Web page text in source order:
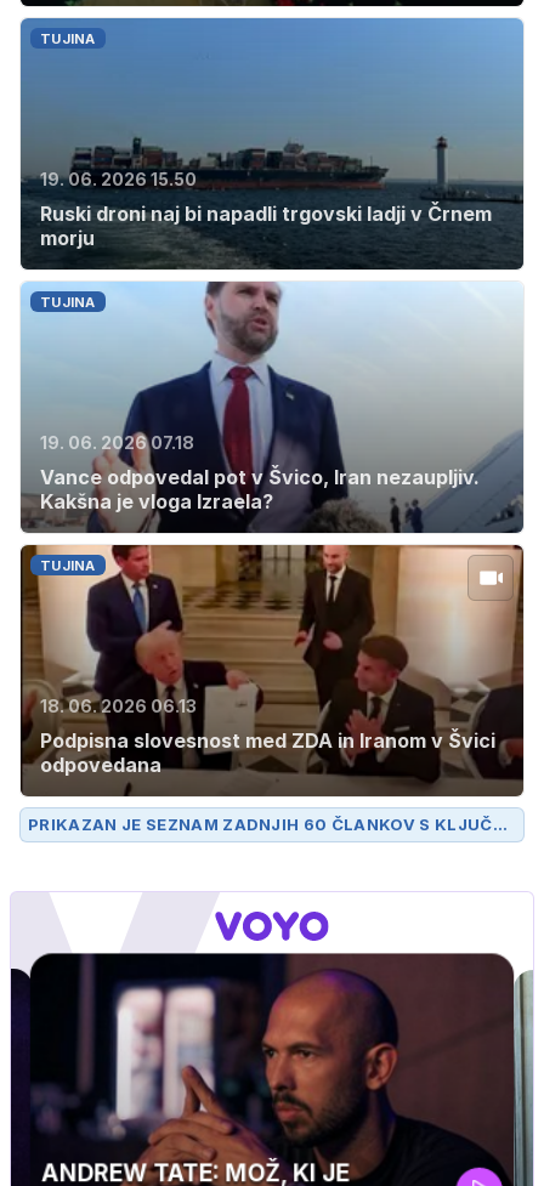
TUJINA
19. 06. 2026 15.50
Ruski droni naj bi napadli trgovski ladji v Črnem
morju
TUJINA
19. 06. 2026 07.18
Vance odpovedal pot v Švico, Iran nezaupljiv.
Kakšna je vloga Izraela?
TUJINA
18. 06. 2026 06.13
Podpisna slovesnost med ZDA in Iranom v Švici
odpovedana
PRIKAZAN JE SEZNAM ZADNJIH 60 ČLANKOV S KLJUČN
O BESEDOLADJE.